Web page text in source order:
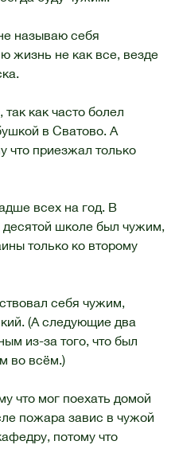
называю себя
жизнь не как все, везде
как часто болел
в Сватово. А
что приезжал только
всех на год. В
десятой школе был чужим,
только ко второму
себя чужим,
(А следующие два
из-за того, что был
во всём.)
что мог поехать домой
пожара завис в чужой
потому что